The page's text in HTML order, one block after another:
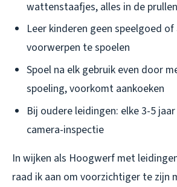
wattenstaafjes, alles in de
Leer kinderen geen speelgoed
voorwerpen te spoelen
Spoel na elk gebruik even door
spoeling, voorkomt aankoeken
Bij oudere leidingen: elke 3-5
camera-inspectie
In wijken als Hoogwerf met
raad ik aan om voorzichtiger te zijn